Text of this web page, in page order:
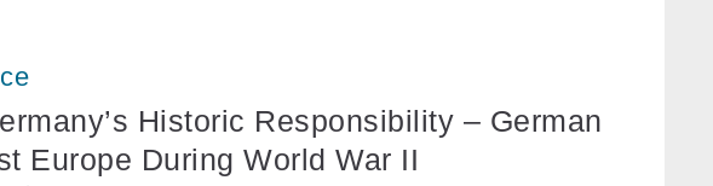
Historic Responsibility – German
Europe During World War II